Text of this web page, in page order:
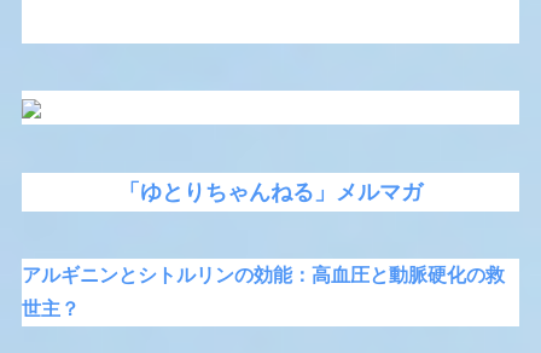
「ゆとりちゃんねる」メルマガ
アルギニンとシトルリンの効能：高血圧と動脈硬化の救
世主？